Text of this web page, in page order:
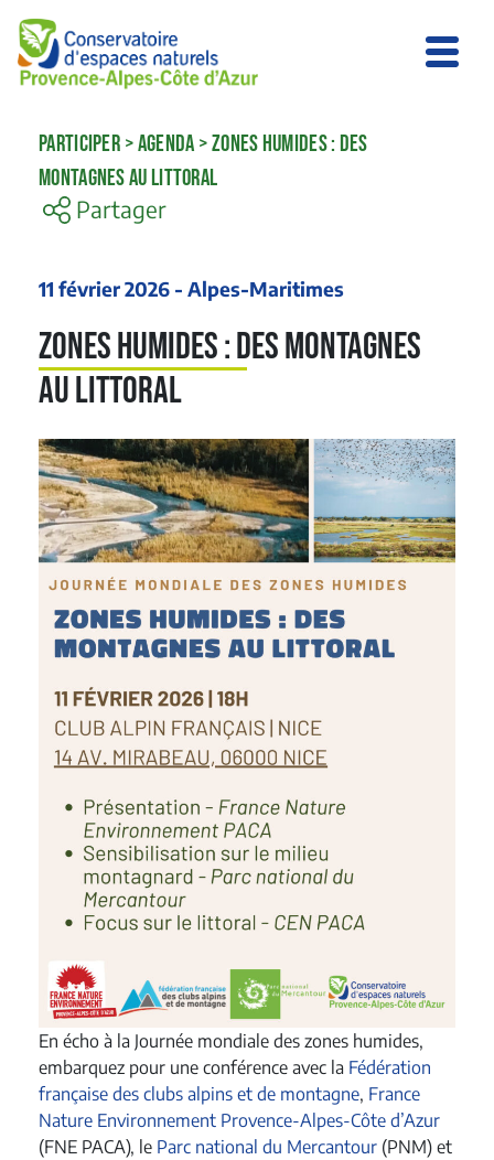
PARTICIPER >AGENDA >ZONES HUMIDES : DES
MONTAGNES AU LITTORAL
Partager
11 février 2026 - Alpes-Maritimes
Zones humides : des montagnes
au littoral
En écho à la Journée mondiale des zones humides,
embarquez pour une conférence avec la Fédération
française des clubs alpins et de montagne, France
Nature Environnement Provence-Alpes-Côte d’Azur
(FNE PACA), le Parc national du Mercantour (PNM) et